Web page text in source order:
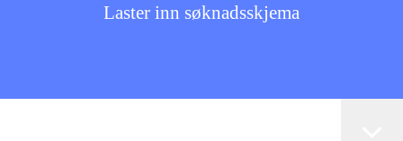
Laster inn søknadsskjema